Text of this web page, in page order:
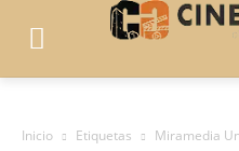
Inicio Etiquetas Miramedia